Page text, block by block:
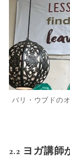
バリ・ウブドの
2.2 ヨガ講師